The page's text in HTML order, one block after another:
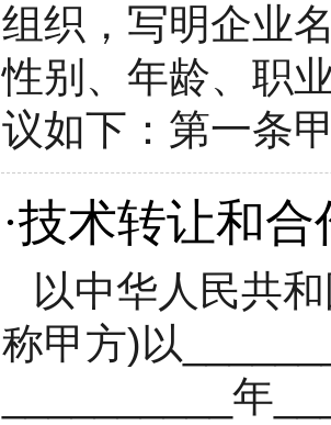
组织，写明企业
性别、年龄、职
议如下：第一条
·技术转让和合
以中华人民共
称甲方)以
__________年